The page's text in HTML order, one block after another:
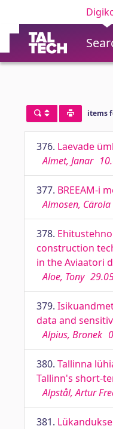
items
376. Laevade
Almet, Janar
377. BREEAM-i
Almosen, Cärola
378.
construction
in the Aviaatori
Aloe, Tony
379.
data and
Alpius, Bronek
380. Tallinna
Tallinn's short-
Alpstål, Artur
381.